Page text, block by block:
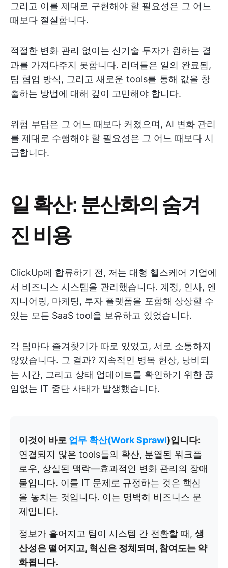
그리고 이를 제대로 구현해야 할 필요성은 그 어느
때보다 절실합니다.
적절한 변화 관리 없이는 신기술 투자가 원하는 결
과를 가져다주지 못합니다. 리더들은 일의 완료됨,
팀 협업 방식, 그리고 새로운 tools를 통해 값을 창
출하는 방법에 대해 깊이 고민해야 합니다.
위험 부담은 그 어느 때보다 커졌으며, AI 변화 관리
를 제대로 수행해야 할 필요성은 그 어느 때보다 시
급합니다.
일 확산: 분산화의 숨겨
진 비용
ClickUp에 합류하기 전, 저는 대형 헬스케어 기업에
서 비즈니스 시스템을 관리했습니다. 계정, 인사, 엔
지니어링, 마케팅, 투자 플랫폼을 포함해 상상할 수
있는 모든 SaaS tool을 보유하고 있었습니다.
각 팀마다 즐겨찾기가 따로 있었고, 서로 소통하지
않았습니다. 그 결과? 지속적인 병목 현상, 낭비되
는 시간, 그리고 상태 업데이트를 확인하기 위한 끊
임없는 IT 중단 사태가 발생했습니다.
이것이 바로 업무 확산(Work Sprawl)입니다:
연결되지 않은 tools들의 확산, 분열된 워크플
로우, 상실된 맥락—효과적인 변화 관리의 장애
물입니다. 이를 IT 문제로 규정하는 것은 핵심
을 놓치는 것입니다. 이는 명백히 비즈니스 문
제입니다.
정보가 흩어지고 팀이 시스템 간 전환할 때, 생
산성은 떨어지고, 혁신은 정체되며, 참여도는 약
화됩니다.